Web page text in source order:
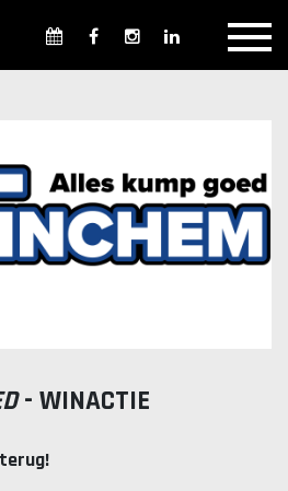
Openingsdagen en -tijden
Weekmarkten
Cultuur & Musea
Shuttle
FAQ
- WINACTIE